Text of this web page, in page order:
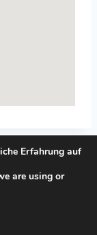
Erfahrung auf
are using or